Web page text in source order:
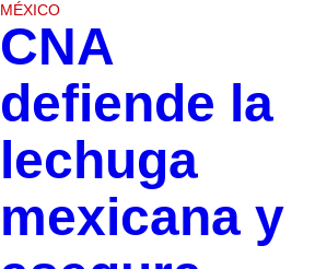
MÉXICO
CNA
defiende la
lechuga
mexicana y